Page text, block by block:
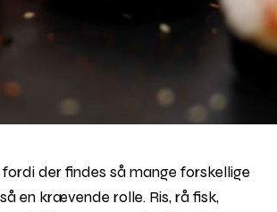
der findes så mange forskellige
en krævende rolle. Ris, rå fisk,